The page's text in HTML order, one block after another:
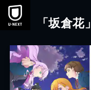
本文へスキップ
「坂倉